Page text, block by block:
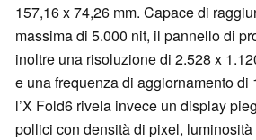
157,16 x 74,26 mm. Capace di
massima di 5.000 nit, il pannello di
inoltre una risoluzione di 2.528 x
e una frequenza di aggiornamento di
l’X Fold6 rivela invece un display
pollici con densità di pixel,